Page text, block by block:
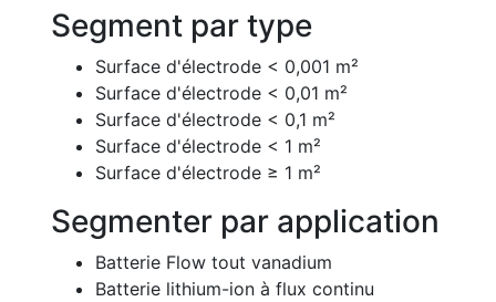
Segment par type
Surface d'électrode < 0,001 m²
Surface d'électrode < 0,01 m²
Surface d'électrode < 0,1 m²
Surface d'électrode < 1 m²
Surface d'électrode ≥ 1 m²
Segmenter par application
Batterie Flow tout vanadium
Batterie lithium-ion à flux continu